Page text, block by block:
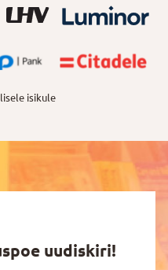
isikule
uudiskiri!